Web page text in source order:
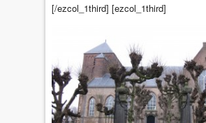
[/ezcol_1third] [ezcol_1third]